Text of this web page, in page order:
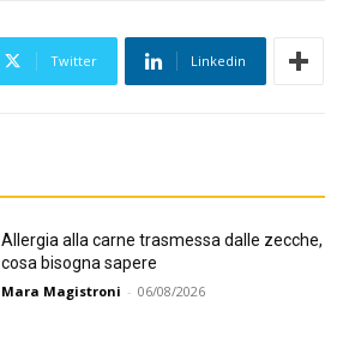
Twitter Linkedin
Allergia alla carne trasmessa dalle zecche,
cosa bisogna sapere
Mara Magistroni - 06/08/2026